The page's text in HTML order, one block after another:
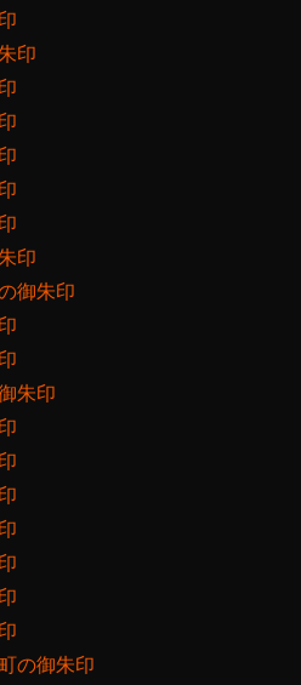
印
印
御朱印
朱印
の御朱印